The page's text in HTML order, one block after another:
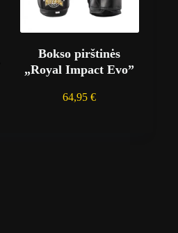
Bokso pirštinės
„Royal Impact Evo”
64,95€